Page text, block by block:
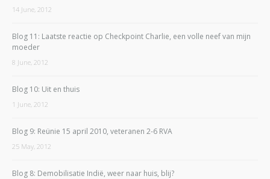
14 June, 2012
Blog 11: Laatste reactie op Checkpoint Charlie, een volle neef van mijn
moeder
8 June, 2012
Blog 10: Uit en thuis
1 June, 2012
Blog 9: Reünie 15 april 2010, veteranen 2-6 RVA
25 May, 2012
Blog 8: Demobilisatie Indië, weer naar huis, blij?